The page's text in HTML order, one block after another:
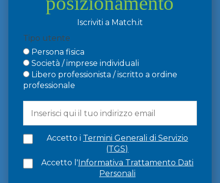
Iscriviti a Match.it
Tipo utente
Persona fisica
Società / imprese individuali
Libero professionista / iscritto a ordine
professionale
Accetto i Termini Generali di Servizio
(TGS)
Accetto l'Informativa Trattamento Dati
Personali